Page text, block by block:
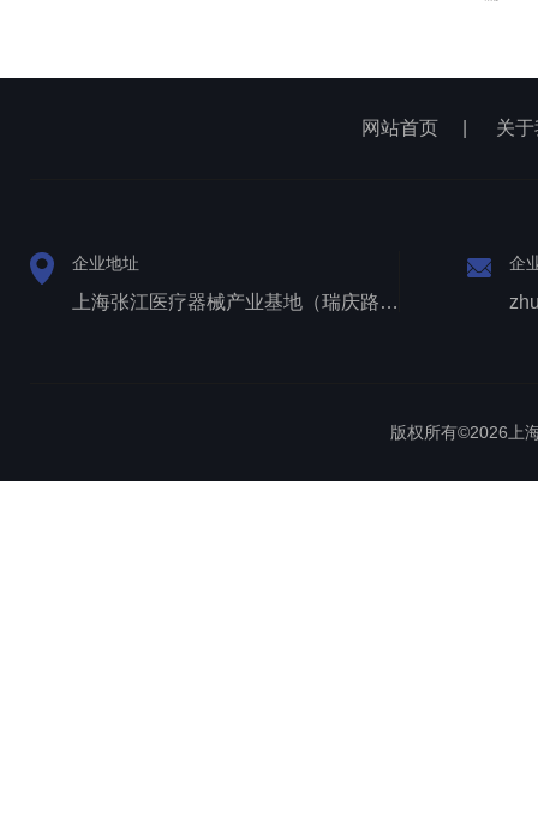
网站首页 关
企业地址
上海张江医疗器械产业基地（瑞庆路528号）
企
版权所有©2026